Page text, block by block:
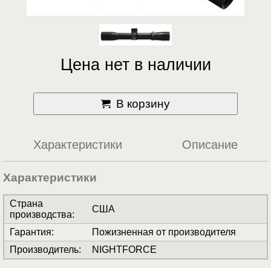
Цена нет в наличии
В корзину
Характеристики Описание
Характеристики
Страна
производства:
США
Гарантия:
Пожизненная от производителя
Производитель: NIGHTFORCE